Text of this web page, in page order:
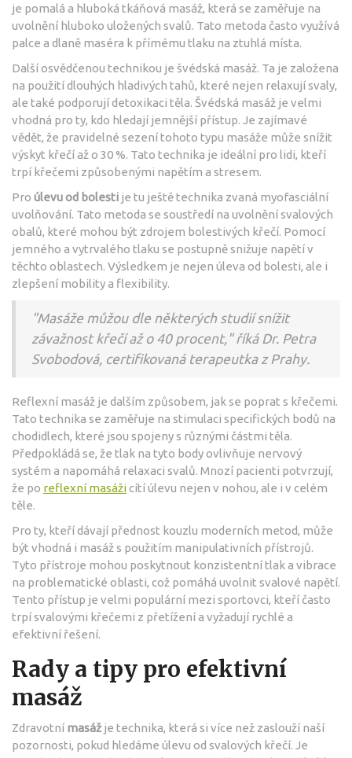
je pomalá a hluboká tkáňová masáž, která se zaměřuje na
uvolnění hluboko uložených svalů. Tato metoda často využívá
palce a dlaně maséra k přímému tlaku na ztuhlá místa.
Další osvědčenou technikou je švédská masáž. Ta je založena
na použití dlouhých hladivých tahů, které nejen relaxují svaly,
ale také podporují detoxikaci těla. Švédská masáž je velmi
vhodná pro ty, kdo hledají jemnější přístup. Je zajímavé
vědět, že pravidelné sezení tohoto typu masáže může snížit
výskyt křečí až o 30 %. Tato technika je ideální pro lidi, kteří
trpí křečemi způsobenými napětím a stresem.
Pro úlevu od bolesti je tu ještě technika zvaná myofasciální
uvolňování. Tato metoda se soustředí na uvolnění svalových
obalů, které mohou být zdrojem bolestivých křečí. Pomocí
jemného a vytrvalého tlaku se postupně snižuje napětí v
těchto oblastech. Výsledkem je nejen úleva od bolesti, ale i
zlepšení mobility a flexibility.
"Masáže můžou dle některých studií snížit
závažnost křečí až o 40 procent," říká Dr. Petra
Svobodová, certifikovaná terapeutka z Prahy.
Reflexní masáž je dalším způsobem, jak se poprat s křečemi.
Tato technika se zaměřuje na stimulaci specifických bodů na
chodidlech, které jsou spojeny s různými částmi těla.
Předpokládá se, že tlak na tyto body ovlivňuje nervový
systém a napomáhá relaxaci svalů. Mnozí pacienti potvrzují,
že po reflexní masážicítí úlevu nejen v nohou, ale i v celém
těle.
Pro ty, kteří dávají přednost kouzlu moderních metod, může
být vhodná i masáž s použitím manipulativních přístrojů.
Tyto přístroje mohou poskytnout konzistentní tlak a vibrace
na problematické oblasti, což pomáhá uvolnit svalové napětí.
Tento přístup je velmi populární mezi sportovci, kteří často
trpí svalovými křečemi z přetížení a vyžadují rychlé a
efektivní řešení.
Rady a tipy pro efektivní
masáž
Zdravotní masáž je technika, která si více než zaslouží naší
pozornosti, pokud hledáme úlevu od svalových křečí. Je